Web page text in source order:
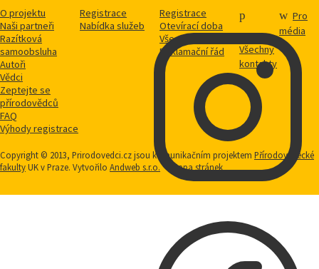
O projektu
Naši partneři
Razítková
samoobsluha
Autoři
Vědci
Zeptejte se
přírodovědců
FAQ
Výhody registrace
Registrace
Nabídka služeb
Registrace
Otevírací doba
Vše o nákupu
Reklamační řád
Všechny
kontakty
Pro
média
Copyright © 2013, Prirodovedci.cz jsou komunikačním projektem Přírodovědecké
fakultyUK v Praze. Vytvořilo Andweb s.r.o. Mapa stránek